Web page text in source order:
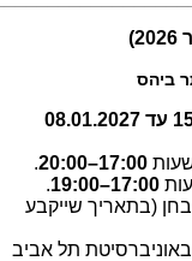
17:00–20:00
.
17:00–19:00
.
(בתאריך שייקבע
באוניברסיטת תל אביב